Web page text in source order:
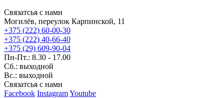
Связатсья с нами
Могилёв, переулок Карпинской, 11
+375 (222) 60-00-30
+375 (222) 40-66-40
+375 (29) 609-90-04
Пн-Пт.: 8.30 - 17.00
Сб.: выходной
Вс.: выходной
Связатсья с нами
Facebook InstagramYoutube